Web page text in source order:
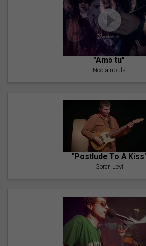
"Amb tu"
Nöctambuls
"Postlude To A Kiss"
Goran Levi